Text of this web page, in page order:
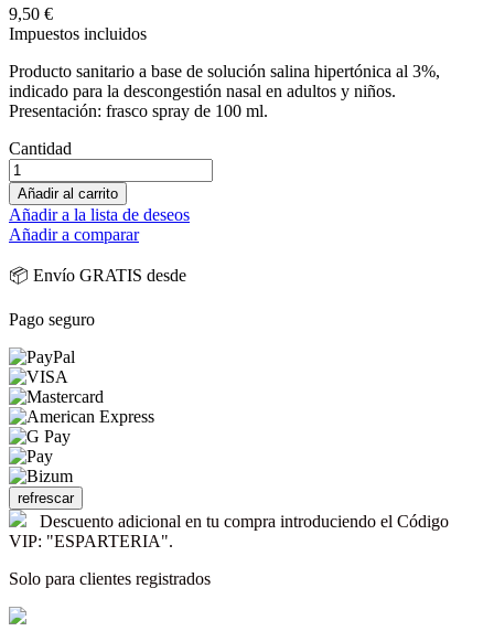
9,50 €
Impuestos incluidos
Producto sanitario a base de solución salina hipertónica al 3%,
indicado para la descongestión nasal en adultos y niños.
Presentación: frasco spray de 100 ml.
Cantidad
Añadir al carrito
Añadir a la lista de deseos
Añadir a comparar
📦 Envío GRATIS desde
Pago seguro
Descuento adicional en tu compra introduciendo el Código
VIP: "ESPARTERIA".
Solo para clientes registrados